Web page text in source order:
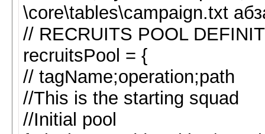
\core\tables\campaign.txt
// RECRUITS POOL
recruitsPool = {
// tagName;operation;path
//This is the starting squad
//Initial pool